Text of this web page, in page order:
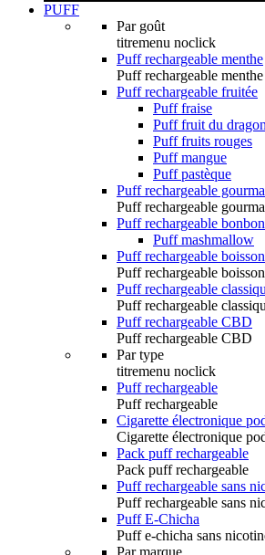
PUFF
Par goût
titremenu noclick
Puff rechargeable menthe
Puff rechargeable menthe
Puff rechargeable fruitée
Puff fraise
Puff fruit du dragon
Puff fruits rouges
Puff mangue
Puff pastèque
Puff rechargeable
Puff rechargeable
Puff rechargeable bonbon
Puff mashmallow
Puff rechargeable boisson
Puff rechargeable boisson
Puff rechargeable
Puff rechargeable
Puff rechargeable CBD
Puff rechargeable CBD
Par type
titremenu noclick
Puff rechargeable
Puff rechargeable
Cigarette électronique
Cigarette électronique
Pack puff rechargeable
Pack puff rechargeable
Puff rechargeable sans
Puff rechargeable sans
Puff E-Chicha
Puff e-chicha sans
Par marque